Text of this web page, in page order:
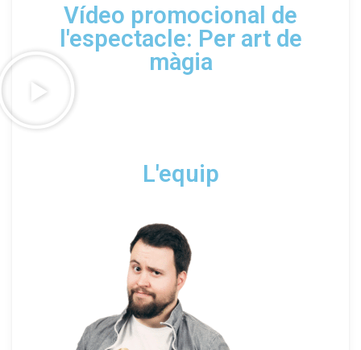
Vídeo promocional de
l'espectacle: Per art de
màgia
L'equip